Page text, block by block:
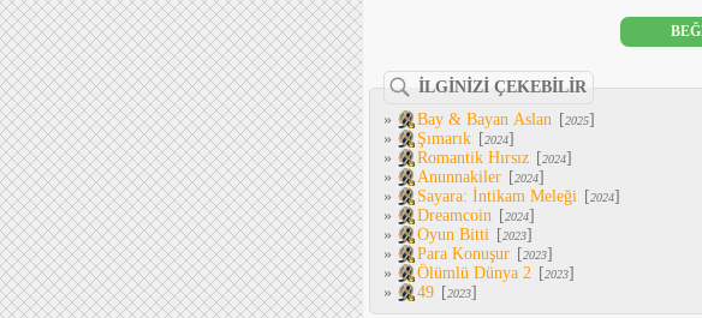
İLGİNİZİ ÇEKEBİLİR
»
Bay & Bayan Aslan [2025]
»
Şımarık [2024]
»
Romantik Hırsız [2024]
»
Anunnakiler [2024]
»
Sayara: İntikam Meleği [2024]
»
Dreamcoin [2024]
»
Oyun Bitti [2023]
»
Para Konuşur [2023]
»
Ölümlü Dünya 2 [2023]
»
49 [2023]